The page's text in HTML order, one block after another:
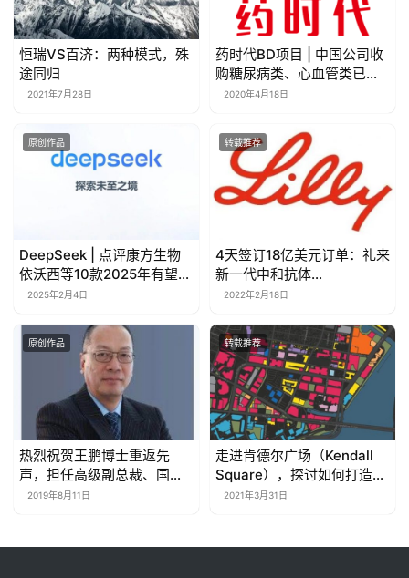
恒瑞VS百济：两种模式，殊
途同归
2021年7月28日
药时代BD项目 | 中国公司收
购糖尿病类、心血管类已通
过一致性评价品种
2020年4月18日
原创作品
DeepSeek | 点评康方生物
依沃西等10款2025年有望获
批的潜在First-In-Class药物
2025年2月4日
转载推荐
4天签订18亿美元订单：礼来
新一代中和抗体
Bebtelovimab
2022年2月18日
原创作品
热烈祝贺王鹏博士重返先
声，担任高级副总裁、国家
重点实验室副主任！
2019年8月11日
转载推荐
走进肯德尔广场（Kendall
Square），探讨如何打造一
流生物医药创新生态圈
2021年3月31日